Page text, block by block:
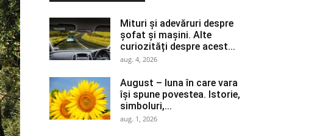
Mituri și adevăruri despre
șofat și mașini. Alte
curiozități despre acest...
aug. 4, 2026
August – luna în care vara
își spune povestea. Istorie,
simboluri,...
aug. 1, 2026